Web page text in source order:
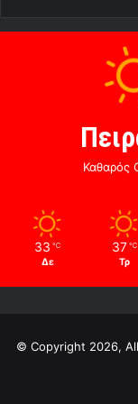
Καθαρός
33 ℃
Δε
37 ℃
Τρ
© Copyright 2026,